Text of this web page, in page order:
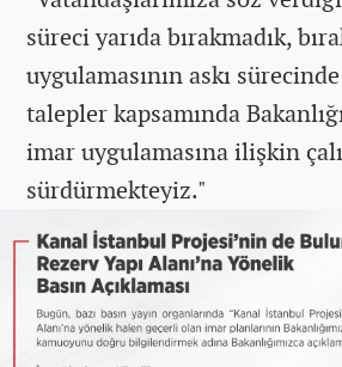
süreci yarıda bırakmadık,
uygulamasının askı
talepler kapsamında
imar uygulamasına ilişkin
sürdürmekteyiz."